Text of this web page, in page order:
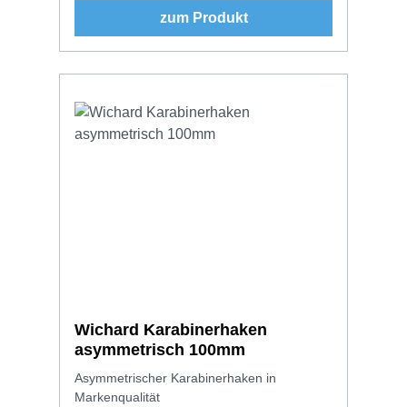
zum Produkt
Wichard Karabinerhaken
asymmetrisch 100mm
Asymmetrischer Karabinerhaken in
Markenqualität